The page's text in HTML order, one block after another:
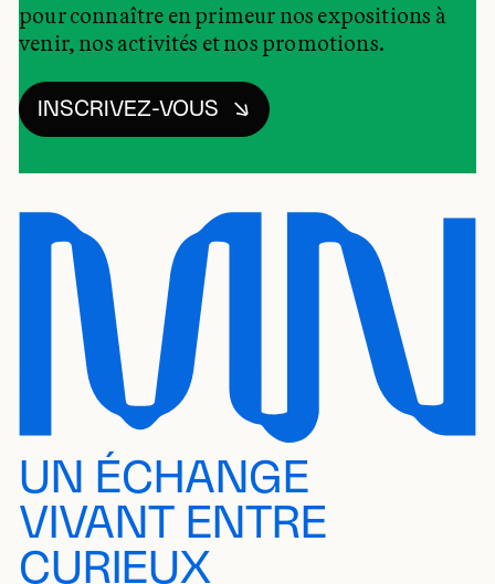
pour connaître en primeur nos expositions à
venir, nos activités et nos promotions.
INSCRIVEZ-VOUS
UN ÉCHANGE
VIVANT ENTRE
CURIEUX